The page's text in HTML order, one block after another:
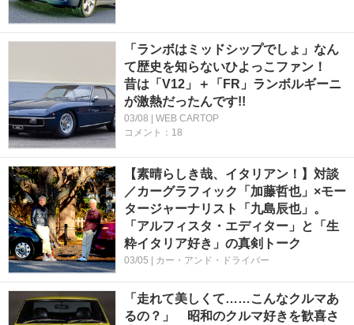
「ランボはミッドシップでしょ」なん
て歴史を知らないひよっこファン！
昔は「V12」＋「FR」ランボルギーニ
が激熱だったんです!!
03/08 | WEB CARTOP
コメント：18
【素晴らしき哉、イタリアン！】対談
／カーグラフィック「加藤哲也」×モー
タージャーナリスト「九島辰也」。
「アルフィスタ・エディター」と「生
粋イタリア好き」の真剣トーク
03/05 | カー・アンド・ドライバー
「走れて美しくて……こんなクルマあ
るの？」 昭和のクルマ好きを歓喜さ